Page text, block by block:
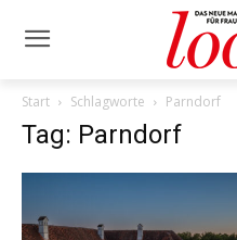
Start Schlagworte Parndorf
Tag: Parndorf